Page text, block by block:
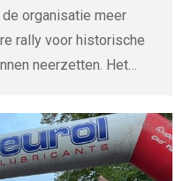
organisatie meer
rally voor historische
neerzetten. Het…